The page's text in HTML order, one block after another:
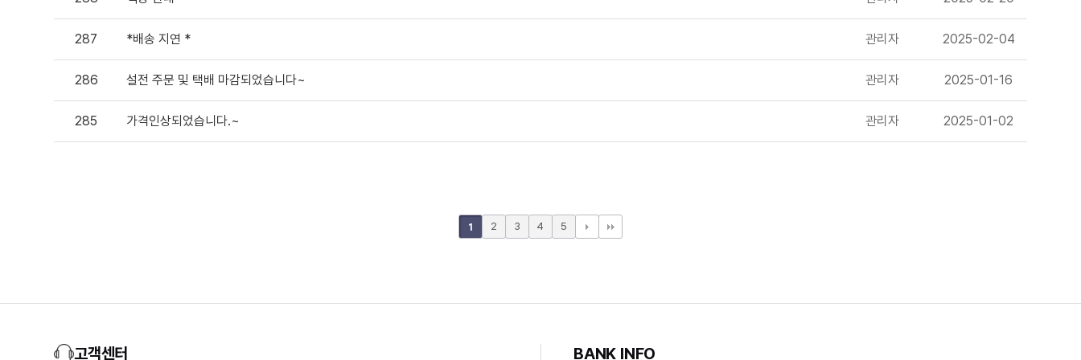
287 *배송 지연 * 관리자 2025-02-04
286 설전 주문 및 택배 마감되었습니다~ 관리자 2025-01-16
285 가격인상되었습니다.~ 관리자 2025-01-02
1 2 3 4 5
고객센터 BANK INFO